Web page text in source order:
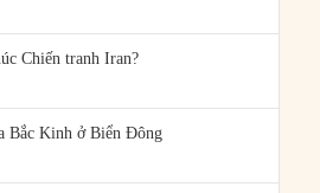
Chiến tranh Iran?
Bắc Kinh ở Biển Đông